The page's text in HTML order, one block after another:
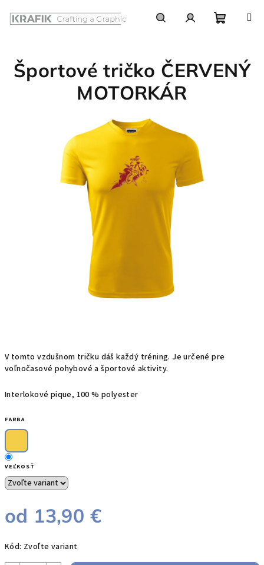
košík
V tomto vzdušnom tričku dáš každý tréning. Jeurčené pre
voľnočasové pohybové a športové aktivity.
Interlokové pique, 100 % polyester
FARBA
VEĽKOSŤ
od 13,90 €
cena:
Kód: Zvoľte variant
Športové tričko ČERVENÝ
MOTORKÁR